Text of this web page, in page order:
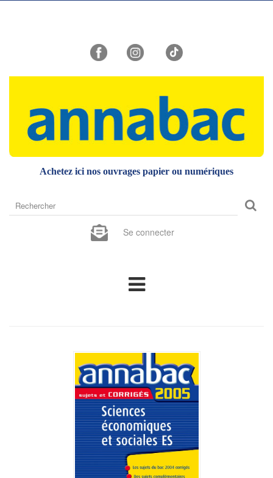
Achetez ici nos ouvrages papier ou numériques
sur
site
Se connecter